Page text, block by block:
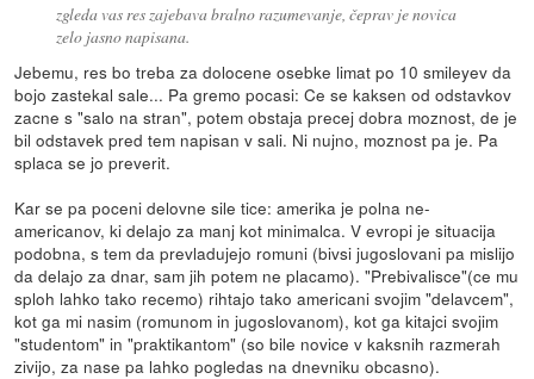
zgleda vas res zajebava bralno razumevanje, čeprav je novica
zelo jasno napisana.
Jebemu, res bo treba za dolocene osebke limat po 10 smileyev da
bojo zastekal sale... Pa gremo pocasi: Ce se kaksen od odstavkov
zacne s "salo na stran", potem obstaja precej dobra moznost, de je
bil odstavek pred tem napisan v sali. Ni nujno, moznost pa je. Pa
splaca se jo preverit.
Kar se pa poceni delovne sile tice: amerika je polna ne-
americanov, ki delajo za manj kot minimalca. V evropi je situacija
podobna, s tem da prevladujejo romuni (bivsi jugoslovani pa mislijo
da delajo za dnar, sam jih potem ne placamo). "Prebivalisce"(ce mu
sploh lahko tako recemo) rihtajo tako americani svojim "delavcem",
kot ga mi nasim (romunom in jugoslovanom), kot ga kitajci svojim
"studentom" in "praktikantom" (so bile novice v kaksnih razmerah
zivijo, za nase pa lahko pogledas na dnevniku obcasno).